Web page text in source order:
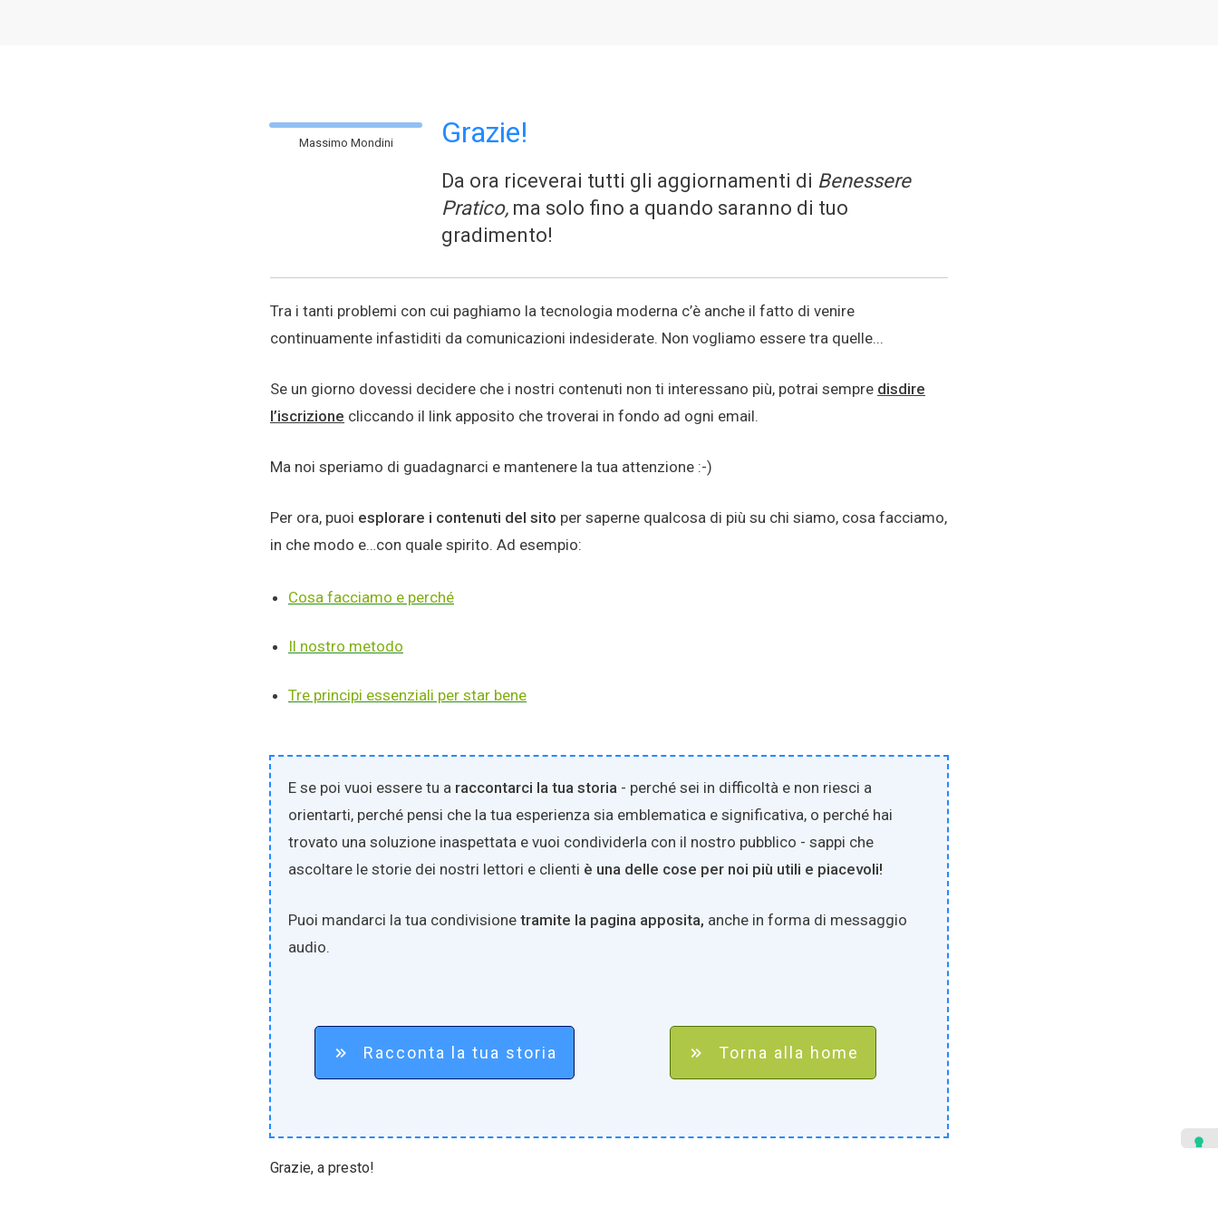
Massimo Mondini Grazie!
Da ora riceverai tutti gli aggiornamenti di Benessere
Pratico, ma solo fino a quando saranno di tuo
gradimento!
Tra i tanti problemi con cui paghiamo la tecnologia moderna c’è anche il fatto di venire
continuamente infastiditi da comunicazioni indesiderate. Non vogliamo essere tra quelle...
Se un giorno dovessi decidere che i nostri contenuti non ti interessano più, potrai sempre disdire
l’iscrizione cliccando il link apposito che troverai in fondo ad ogni email.
Ma noi speriamo di guadagnarci e mantenere la tua attenzione :-)
Per ora, puoi esplorare i contenuti del sito per saperne qualcosa di più su chi siamo, cosa facciamo,
in che modo e…con quale spirito. Ad esempio:
Cosa facciamo e perché
Il nostro metodo
Tre principi essenziali per star bene
E se poi vuoi essere tu a raccontarci la tua storia - perché sei in difficoltà e non riesci a
orientarti, perché pensi che la tua esperienza sia emblematica e significativa, o perché hai
trovato una soluzione inaspettata e vuoi condividerla con il nostro pubblico - sappi che
ascoltare le storie dei nostri lettori e clienti è una delle cose per noi più utili e piacevoli!
Puoi mandarci la tua condivisione tramite la pagina apposita, anche in forma di messaggio
audio.
Racconta la tua storia Torna alla home
Grazie, a presto!